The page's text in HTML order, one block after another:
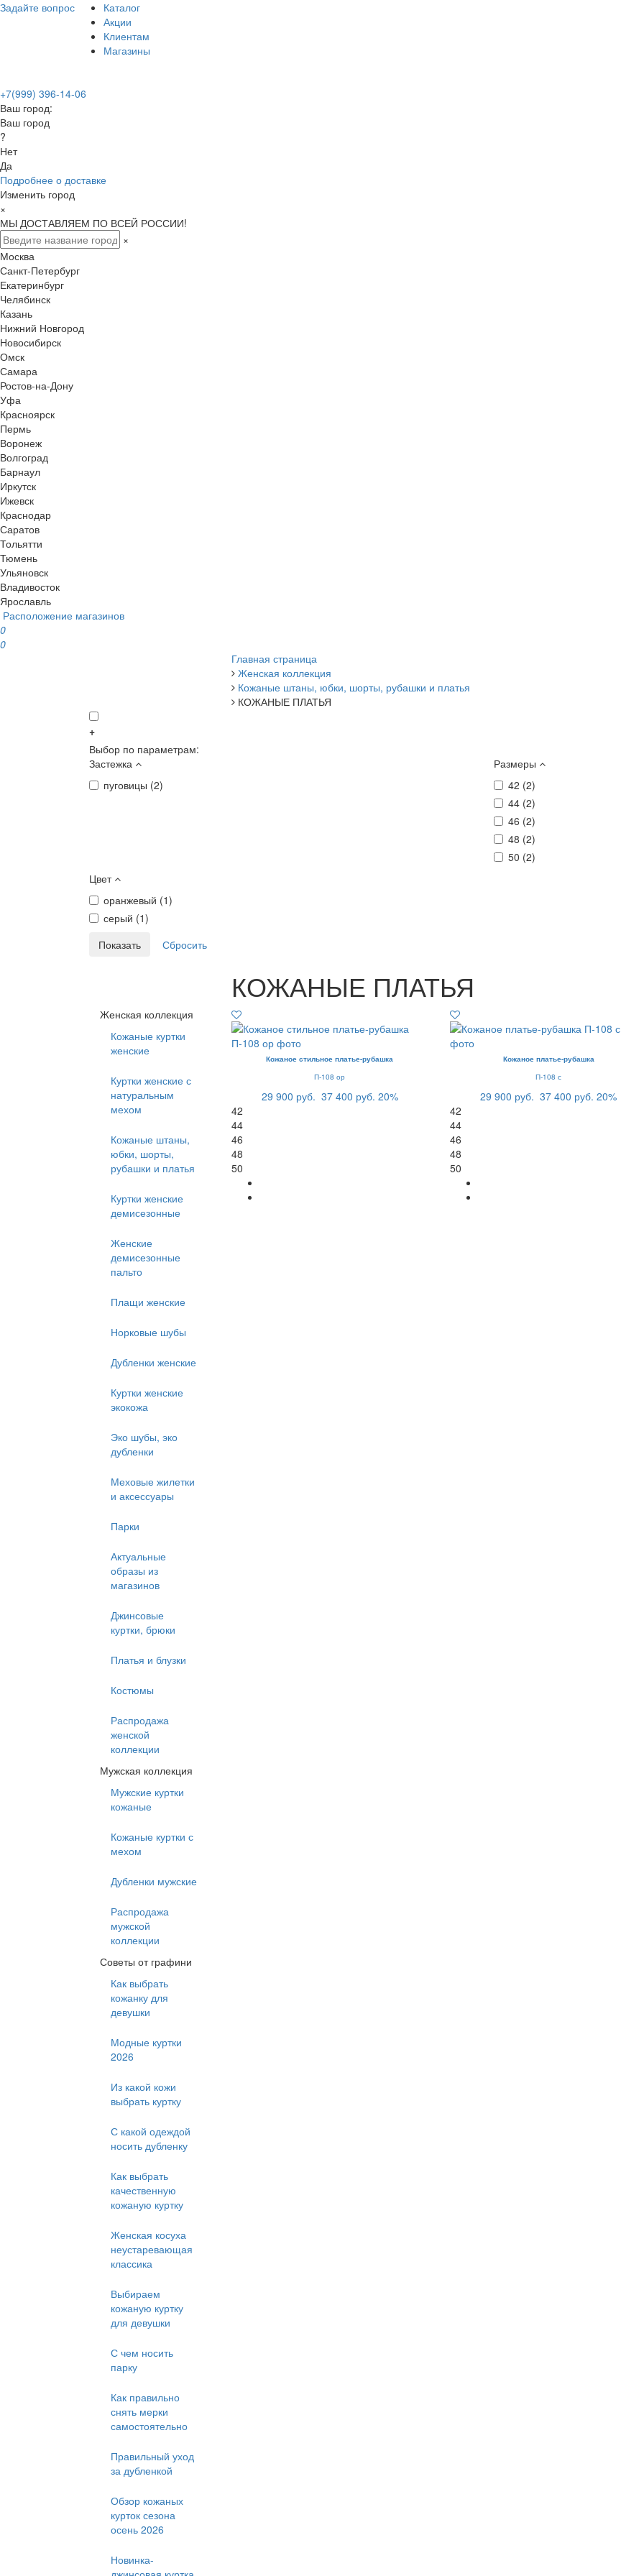
Задайте вопрос
Каталог
Акции
Клиентам
Магазины
+7(999) 396-14-06
Ваш город:
Ваш город
?
Нет
Да
Подробнее о доставке
Изменить город
×
МЫ ДОСТАВЛЯЕМ ПО ВСЕЙ РОССИИ!
×
Москва
Санкт-Петербург
Екатеринбург
Челябинск
Казань
Нижний Новгород
Новосибирск
Омск
Самара
Ростов-на-Дону
Уфа
Красноярск
Пермь
Воронеж
Волгоград
Барнаул
Иркутск
Ижевск
Краснодар
Саратов
Тольятти
Тюмень
Ульяновск
Владивосток
Ярославль
Расположение магазинов
0
0
Главная страница
Женская коллекция
Кожаные штаны, юбки, шорты, рубашки и платья
КОЖАНЫЕ ПЛАТЬЯ
+
Выбор по параметрам:
Застежка
пуговицы (2)
Размеры
42 (2)
44 (2)
46 (2)
48 (2)
50 (2)
Цвет
оранжевый (1)
серый (1)
КОЖАНЫЕ ПЛАТЬЯ
Женская коллекция
Кожаные куртки
женские
Куртки женские с
натуральным
мехом
Кожаные штаны,
юбки, шорты,
рубашки и платья
Куртки женские
демисезонные
Женские
демисезонные
пальто
Плащи женские
Норковые шубы
Дубленки женские
Куртки женские
экокожа
Эко шубы, эко
дубленки
Меховые жилетки
и аксессуары
Парки
Актуальные
образы из
магазинов
Джинсовые
куртки, брюки
Платья и блузки
Костюмы
Распродажа
женской
коллекции
Мужская коллекция
Мужские куртки
кожаные
Кожаные куртки с
мехом
Дубленки мужские
Распродажа
мужской
коллекции
Советы от графини
Как выбрать
кожанку для
девушки
Модные куртки
2026
Из какой кожи
выбрать куртку
С какой одеждой
носить дубленку
Как выбрать
качественную
кожаную куртку
Женская косуха
неустаревающая
классика
Выбираем
кожаную куртку
для девушки
С чем носить
парку
Как правильно
снять мерки
самостоятельно
Правильный уход
за дубленкой
Обзор кожаных
курток сезона
осень 2026
Новинка-
Кожаное стильное платье-рубашка
П-108 ор
29 900 руб. 37 400 руб. 20%
42
44
46
48
50
Кожаное платье-рубашка
П-108 с
29 900 руб. 37 400 руб. 20%
42
44
46
48
50